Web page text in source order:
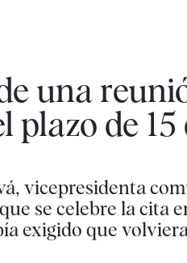
una
plazo de 15
vicepresidenta
se celebre la cita
exigido que